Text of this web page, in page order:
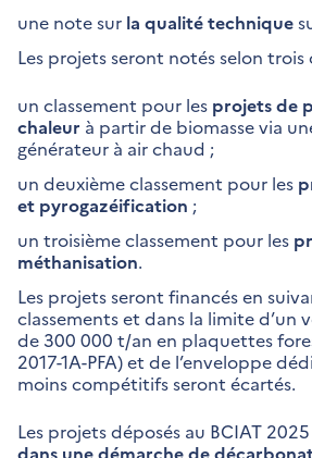
une note sur la qualité technique
Les projets seront notés selon trois
un classement pour les projets de
chaleur à partir de biomasse via
générateur à air chaud ;
un deuxième classement pour les
et pyrogazéification ;
un troisième classement pour les
méthanisation.
Les projets seront financés en
classements et dans la limite d’un
de 300 000 t/an en plaquettes
2017-1A-PFA) et de l’enveloppe
moins compétitifs seront écartés.
Les projets déposés au BCIAT
dans une démarche de